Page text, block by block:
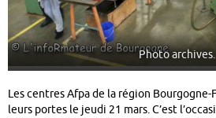
Photo archives.
Les centres Afpa de la région
leurs portes le jeudi 21 mars. C’est